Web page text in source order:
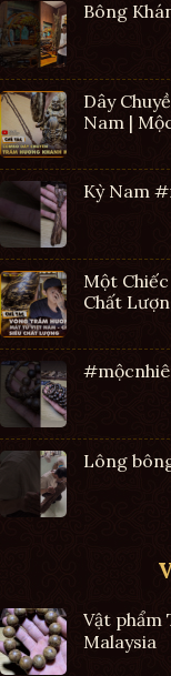
Bông
Dây
Nam |
Kỳ Nam
Một
Chất
Lông
Vật phẩm
Malaysia